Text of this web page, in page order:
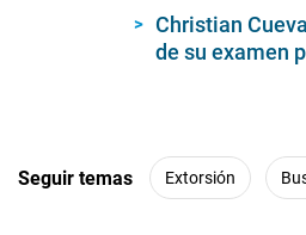
Christian
de su examen
Seguir temas Extorsión